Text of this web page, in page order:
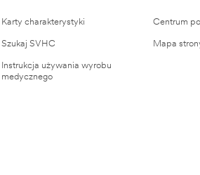
Karty charakterystyki
Szukaj SVHC
Instrukcja używania wyrobu
medycznego
Centrum
Mapa